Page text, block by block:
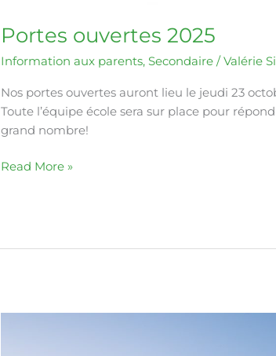
Portes ouvertes 2025
Information aux parents, Secondaire /Valérie
Nos portes ouvertes auront lieu le jeudi 23
Toute l’équipe école sera sur place pour
grand nombre!
Read More »